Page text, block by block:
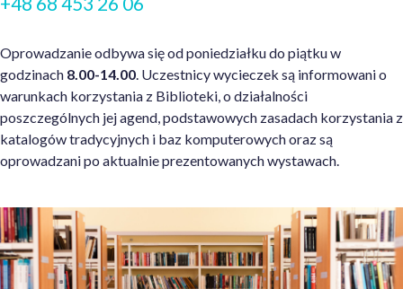
Oprowadzanie odbywa się od poniedziałku do piątku w
godzinach 8.00-14.00. Uczestnicy wycieczek są informowani o
warunkach korzystania z Biblioteki, o działalności
poszczególnych jej agend, podstawowych zasadach korzystania z
katalogów tradycyjnych i baz komputerowych oraz są
oprowadzani po aktualnie prezentowanych wystawach.